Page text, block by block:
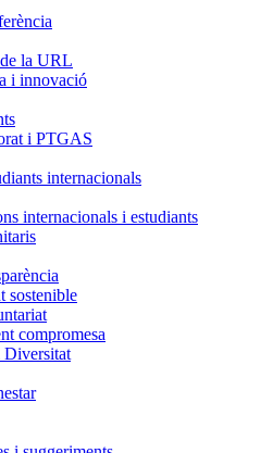
la URL
i innovació
i PTGAS
internacionals
internacionals i estudiants
sostenible
compromesa